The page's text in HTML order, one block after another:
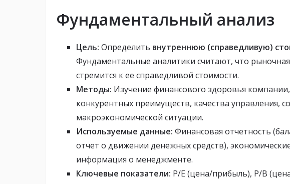
Фундаментальный анализ
Цель: Определить внутреннюю (справедливую)
Фундаментальные аналитики считают, что
стремится к ее справедливой стоимости.
Методы: Изучение финансового здоровья
конкурентных преимуществ, качества управления,
макроэкономической ситуации.
Используемые данные: Финансовая отчетность
отчет о движении денежных средств),
информация о менеджменте.
Ключевые показатели: P/E (цена/прибыль), P/B